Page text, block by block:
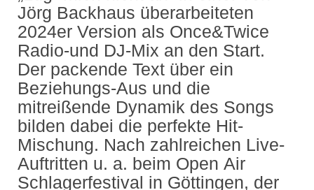
Jörg Backhaus überarbeiteten
2024er Version als Once&Twice
Radio-und DJ-Mix an den Start.
Der packende Text über ein
Beziehungs-Aus und die
mitreißende Dynamik des Songs
bilden dabei die perfekte Hit-
Mischung. Nach zahlreichen Live-
Auftritten u. a. beim Open Air
Schlagerfestival in Göttingen, der